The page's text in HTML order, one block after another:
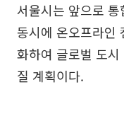
서울시는 앞으로
동시에 온오프라인
화하여 글로벌 도
질 계획이다.